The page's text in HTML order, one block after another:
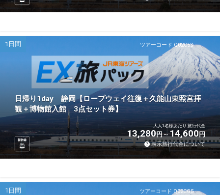
ツアーコード Q02C5S
1日間
日帰り1day 静岡【ロープウェイ往復＋久能山東照宮拝
観＋博物館入館 3点セット券】
新幹線
大人1名様あたり 旅行代金
13,280円 14,600円
表示旅行代金について
ツアーコード Q02CG5
1日間